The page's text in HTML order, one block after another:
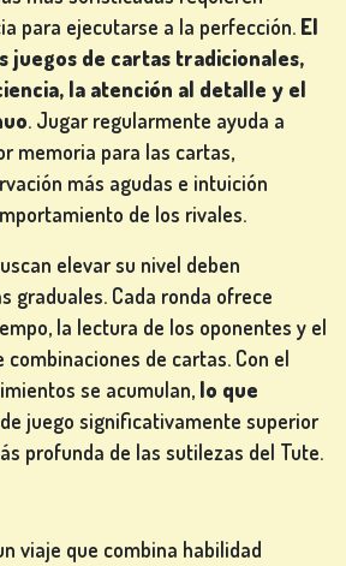
para ejecutarse a la perfección. El
juegos de cartas tradicionales,
la atención al detalle y el
. Jugar regularmente ayuda a
memoria para las cartas,
más agudas e intuición
de los rivales.
elevar su nivel deben
graduales. Cada ronda ofrece
la lectura de los oponentes y el
de cartas. Con el
se acumulan, lo que
juego significativamente superior
profunda de las sutilezas del Tute.
viaje que combina habilidad